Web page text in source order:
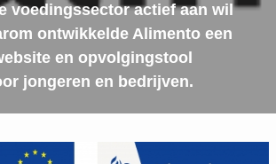
voedingssector actief aan wil
ontwikkelde Alimento een
en opvolgingstool
jongeren en bedrijven.